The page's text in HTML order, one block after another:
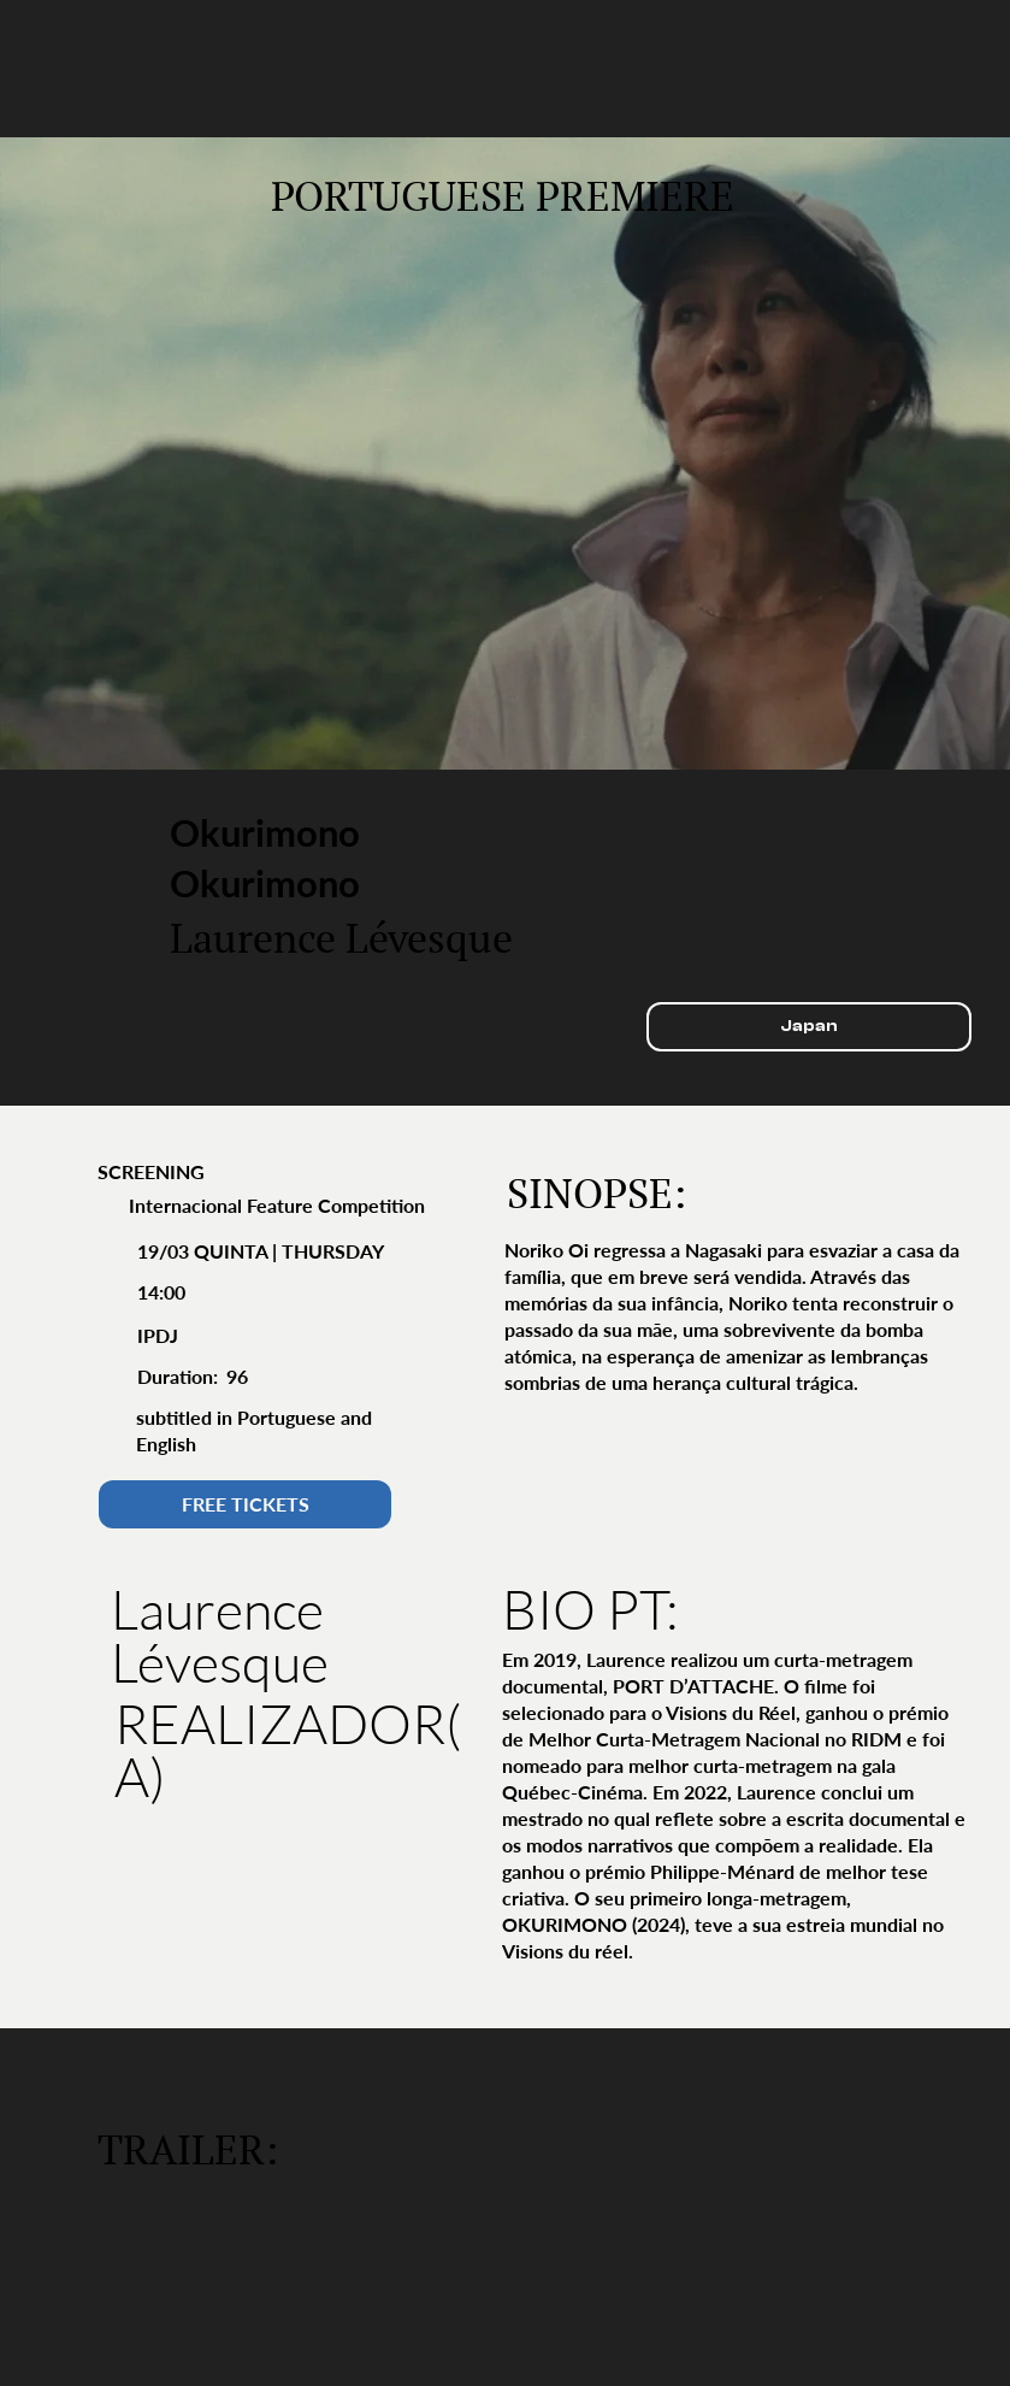
Okurimono
Okurimono
Laurence Lévesque
Japan
PORTUGUESE PREMIERE
SCREENING
Internacional Feature Competition
19/03 QUINTA | THURSDAY
14:00
IPDJ
Duration: 96
subtitled in Portuguese and
English
FREE TICKETS
SINOPSE:
Noriko Oi regressa a Nagasaki para esvaziar a casa da
família, que em breve será vendida. Através das
memórias da sua infância, Noriko tenta reconstruir o
passado da sua mãe, uma sobrevivente da bomba
atómica, na esperança de amenizar as lembranças
sombrias de uma herança cultural trágica.
Laurence
Lévesque
REALIZADOR(
A)
BIO PT:
Em 2019, Laurence realizou um curta-metragem
documental, PORT D’ATTACHE. O filme foi
selecionado para o Visions du Réel, ganhou o prémio
de Melhor Curta-Metragem Nacional no RIDM e foi
nomeado para melhor curta-metragem na gala
Québec-Cinéma. Em 2022, Laurence conclui um
mestrado no qual reflete sobre a escrita documental e
os modos narrativos que compõem a realidade. Ela
ganhou o prémio Philippe-Ménard de melhor tese
criativa. O seu primeiro longa-metragem,
OKURIMONO (2024), teve a sua estreia mundial no
Visions du réel.
TRAILER: